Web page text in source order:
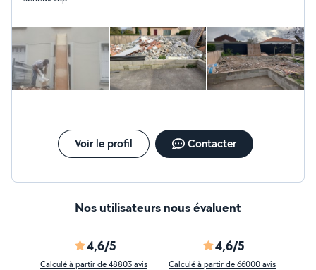
Voir le profil Contacter
Nos utilisateurs nous évaluent
4,6/5
Calculé à partir de 48803 avis
4,6/5
Calculé à partir de 66000 avis